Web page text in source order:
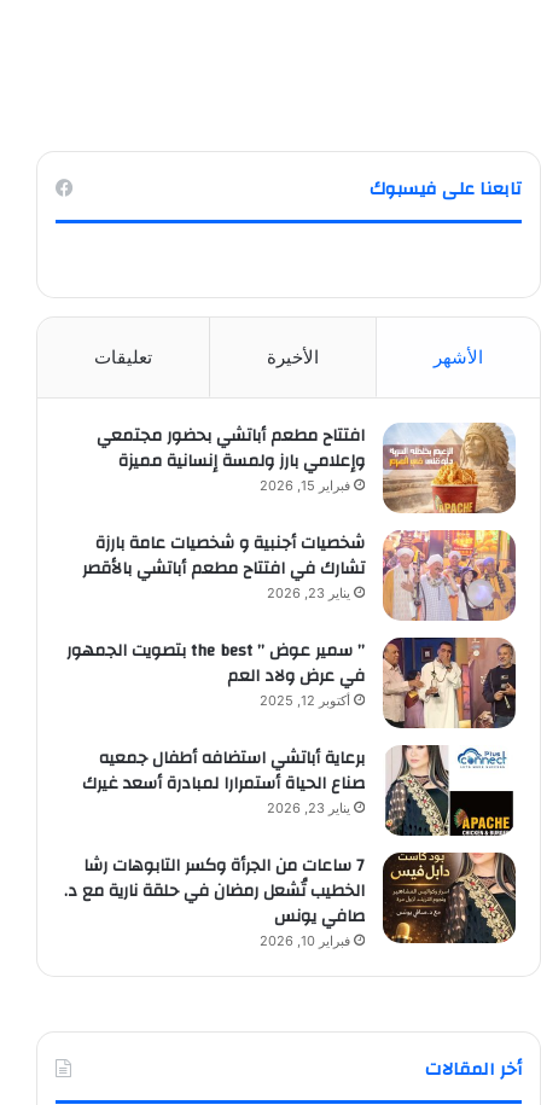
تابعنا على فيسبوك
الأشهر الأخيرة تعليقات
افتتاح مطعم أباتشي بحضور مجتمعي
وإعلامي بارز ولمسة إنسانية مميزة
فبراير 15, 2026
شخصيات أجنبية و شخصيات عامة بارزة
تشارك في افتتاح مطعم أباتشي بالأقصر
يناير 23, 2026
” سمير عوض ” the best بتصويت الجمهور
في عرض ولاد العم
أكتوبر 12, 2025
برعاية أباتشي استضافه أطفال جمعيه
صناع الحياة أستمرارا لمبادرة أسعد غيرك
يناير 23, 2026
7 ساعات من الجرأة وكسر التابوهات رشا
الخطيب تُشعل رمضان في حلقة نارية مع د.
صافي يونس
فبراير 10, 2026
أخر المقالات